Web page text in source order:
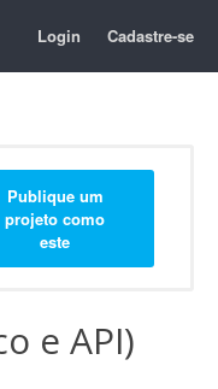
Login Cadastre-se
Publique um
projeto como
este
e API)